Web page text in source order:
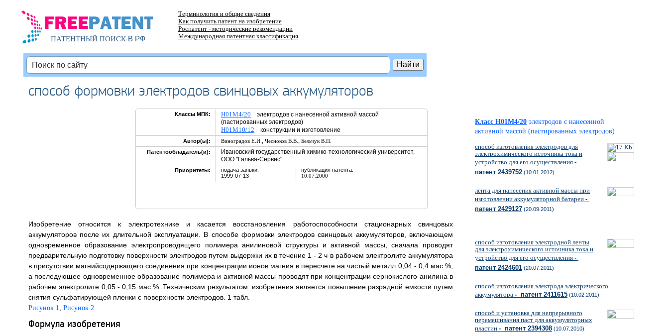
ПАТЕНТНЫЙ ПОИСКВ РФ
Терминология и общие сведения
Как получить патент на изобретение
Роспатент - методические рекомендации
Международная патентная классификация
способ формовки электродов свинцовых аккумуляторов
Классы МПК: H01M4/20 электродов с нанесенной активной массой
(пастированных электродов)
H01M10/12 конструкции и изготовление
Автор(ы): Виноградов Е.И. , Чесноков В.В. , Бельчук В.П.
Патентообладатель(и):
Ивановский государственный химико-технологический университет,
ООО "Гальва-Сервис"
Приоритеты:
подача заявки:
1999-07-13
публикация патента:
10.07.2000
Изобретение относится к электротехнике и касается восстановления работоспособности стационарных свинцовых
аккумуляторов после их длительной эксплуатации. В способе формовки электродов свинцовых аккумуляторов, включающем
одновременное образование электропроводящего полимера анилиновой структуры и активной массы, сначала проводят
предварительную подготовку поверхности электродов путем выдержки их в течение 1 - 2 ч в рабочем электролите аккумулятора
в присутствии магнийсодержащего соединения при концентрации ионов магния в пересчете на чистый металл 0,04 - 0,4 мас.%,
а последующее одновременное образование полимера и активной массы проводят при концентрации сернокислого анилина в
рабочем электролите 0,05 - 0,15 мас.%. Техническим результатом. изобретения является повышение разрядной емкости путем
снятия сульфатирующей пленки с поверхности электродов. 1 табл.
Рисунок 1 Рисунок 2
Формула изобретения
Класс H01M4/20 электродов с нанесенной
активной массой (пастированных электродов)
способ изготовления электродов для
электрохимического источника тока и
устройство для его осуществления -
патент 2439752 (10.01.2012)
лента для нанесения активной массы при
изготовлении аккумуляторной батареи -
патент 2429127 (20.09.2011)
способ изготовления электродной ленты
для электрохимического источника тока и
устройство для его осуществления -
патент 2424601 (20.07.2011)
способ изготовления электрода электрического
аккумулятора - патент 2411615 (10.02.2011)
способ и установка для непрерывного
перемешивания паст для аккумуляторных
пластин - патент 2394308 (10.07.2010)